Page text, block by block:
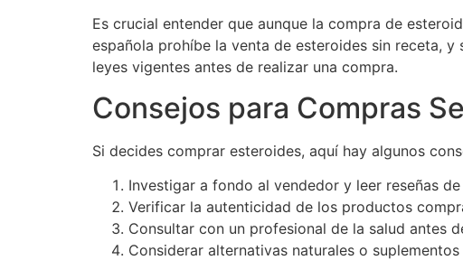
Es crucial entender que aunque la compra de
española prohíbe la venta de esteroides sin receta,
leyes vigentes antes de realizar una compra.
Consejos para Compras
Si decides comprar esteroides, aquí hay algunos
Investigar a fondo al vendedor y leer reseñas
Verificar la autenticidad de los productos
Consultar con un profesional de la salud antes
Considerar alternativas naturales o